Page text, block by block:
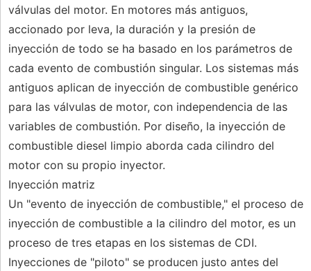
válvulas del motor. En motores más antiguos,
accionado por leva, la duración y la presión de
inyección de todo se ha basado en los parámetros de
cada evento de combustión singular. Los sistemas más
antiguos aplican de inyección de combustible genérico
para las válvulas de motor, con independencia de las
variables de combustión. Por diseño, la inyección de
combustible diesel limpio aborda cada cilindro del
motor con su propio inyector.
Inyección matriz
Un "evento de inyección de combustible," el proceso de
inyección de combustible a la cilindro del motor, es un
proceso de tres etapas en los sistemas de CDI.
Inyecciones de "piloto" se producen justo antes del